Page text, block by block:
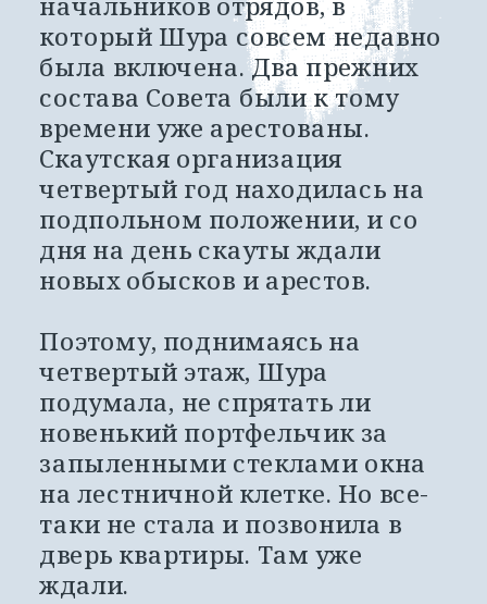
который Шура совсем недавно
была включена. Два прежних
состава Совета были к тому
времени уже арестованы.
Скаутская организация
четвертый год находилась на
подпольном положении, и со
дня на день скауты ждали
новых обысков и арестов.
Поэтому, поднимаясь на
четвертый этаж, Шура
подумала, не спрятать ли
новенький портфельчик за
запыленными стеклами окна
на лестничной клетке. Но все-
таки не стала и позвонила в
дверь квартиры. Там уже
ждали.